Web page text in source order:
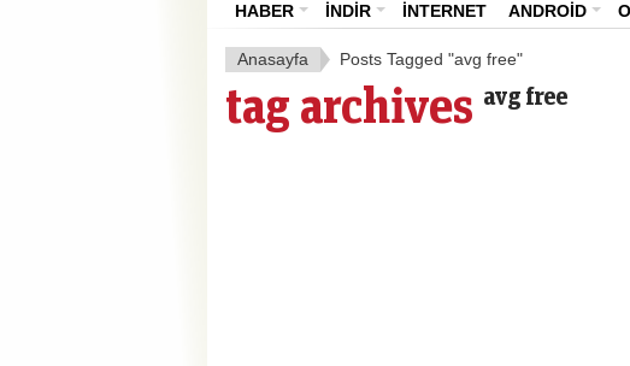
HABER İNDİR İNTERNET ANDROİD
Anasayfa Posts Tagged "avg free"
tag archives avg free